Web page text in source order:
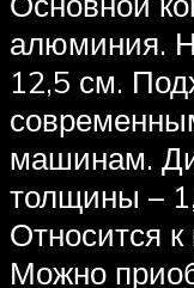
алюминия.
12,5 см.
машинам.
толщины –
Относится к
Можно